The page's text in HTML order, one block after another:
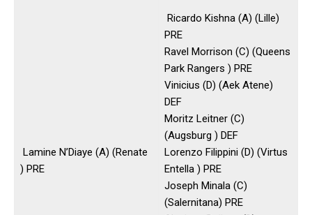
Lamine N’Diaye (A) (Renate
) PRE
Ricardo Kishna (A) (Lille)
PRE
Ravel Morrison (C) (Queens
Park Rangers ) PRE
Vinicius (D) (Aek Atene)
DEF
Moritz Leitner (C)
(Augsburg ) DEF
Lorenzo Filippini (D) (Virtus
Entella ) PRE
Joseph Minala (C)
(Salernitana) PRE